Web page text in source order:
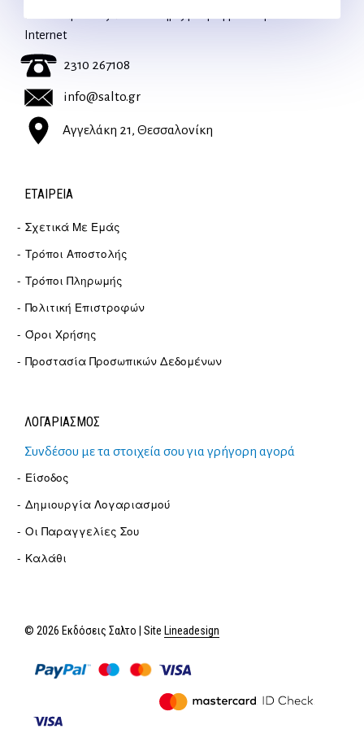
Internet
2310 267108
info@salto.gr
Αγγελάκη 21, Θεσσαλονίκη
ΕΤΑΙΡΕΊΑ
Σχετικά Με Εμάς
Τρόποι Αποστολής
Τρόποι Πληρωμής
Πολιτική Επιστροφών
Όροι Χρήσης
Προστασία Προσωπικών Δεδομένων
ΛΟΓΑΡΙΑΣΜΟΣ
Συνδέσου με τα στοιχεία σου για γρήγορη αγορά
Είσοδος
Δημιουργία Λογαριασμού
Οι Παραγγελίες Σου
Καλάθι
© 2026 Εκδόσεις Σαλτο | Site Lineadesign